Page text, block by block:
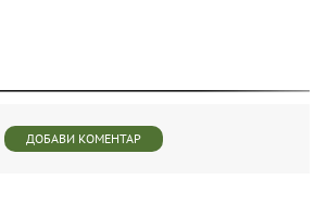
ДОБАВИ КОМЕНТАР